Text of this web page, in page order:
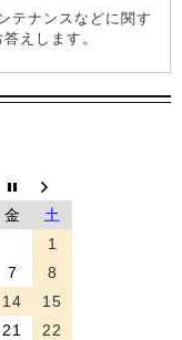
テナンスなどに関す
えします。
金
土
1
7
8
14
15
21
22